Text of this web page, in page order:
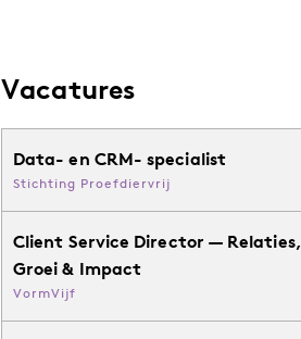
Vacatures
Data- en CRM- specialist
Stichting Proefdiervrij
Client Service Director — Relaties,
Groei & Impact
VormVijf